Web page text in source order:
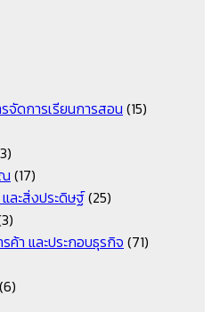
ดการเรียนการสอน (15)
(17)
ละสิ่งประดิษฐ์(25)
า และประกอบธุรกิจ (71)
(6)